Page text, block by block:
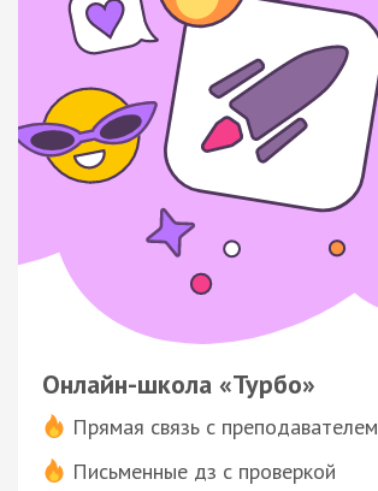
Онлайн-школа «Турбо»
Прямая связь с преподавателем
Письменные дз с проверкой